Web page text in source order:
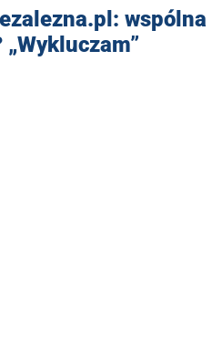
wspólna
„Wykluczam”